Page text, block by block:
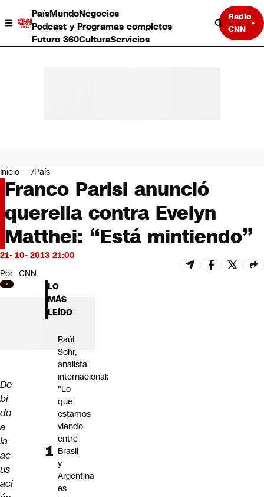
PaísMundoNegocios
Podcast y Programas completos
Futuro 360CulturaServicios
Radio
CNN
Negocios
Deportes
Programas completos
Cultura
Servicios
Bits
CNN tiempo
Futuro 360
Opinión
Inicio País
Franco Parisi anunció
querella contra Evelyn
Matthei: “Está mintiendo”
21- 10- 2013 21:00
Por CNN
De
bi
do
a
la
ac
us
aci
LO
MÁS
LEÍDO
Raúl
Sohr,
analista
internacional:
"Lo
que
estamos
viendo
entre
Brasil
y
Argentina
es